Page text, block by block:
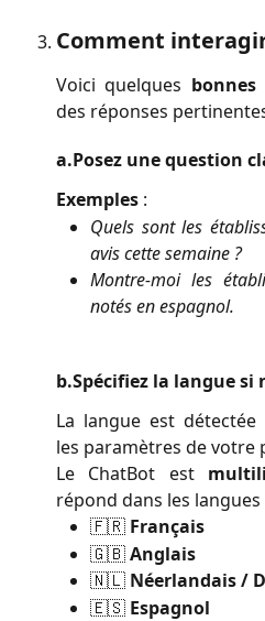
Comment
Voici quelques
des réponses
a.Posez une question
Exemples :
Quels sont les
avis cette semaine ?
Montre-moi les
notés en espagnol.
b.Spécifiez la langue si
La langue est
les paramètres de votre
Le ChatBot est
répond dans les langues
🇫🇷 Français
🇬🇧Anglais
🇳🇱 Néerlandais /
🇪🇸 Espagnol